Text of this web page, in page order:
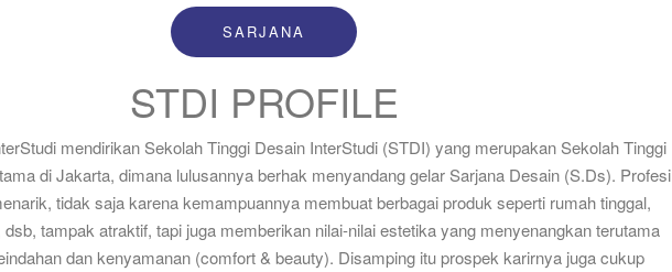
SARJANA
STDI PROFILE
mendirikan Sekolah Tinggi Desain InterStudi (STDI) yang merupakan Sekolah Tinggi
di Jakarta, dimana lulusannya berhak menyandang gelar Sarjana Desain (S.Ds). Profesi
tidak saja karena kemampuannya membuat berbagai produk seperti rumah tinggal,
tampak atraktif, tapi juga memberikan nilai-nilai estetika yang menyenangkan terutama
dan kenyamanan (comfort & beauty). Disamping itu prospek karirnya juga cukup